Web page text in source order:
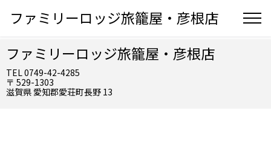
ファミリーロッジ旅籠屋・彦根店
ファミリーロッジ旅籠屋・彦根店
TEL 0749-42-4285
〒 529-1303
滋賀県 愛知郡愛荘町長野 13